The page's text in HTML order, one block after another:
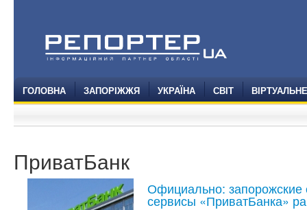
ГОЛОВНА ЗАПОРІЖЖЯ УКРАЇНА СВІТ
ПриватБанк
Официально: запорожские
сервисы «ПриватБанка»